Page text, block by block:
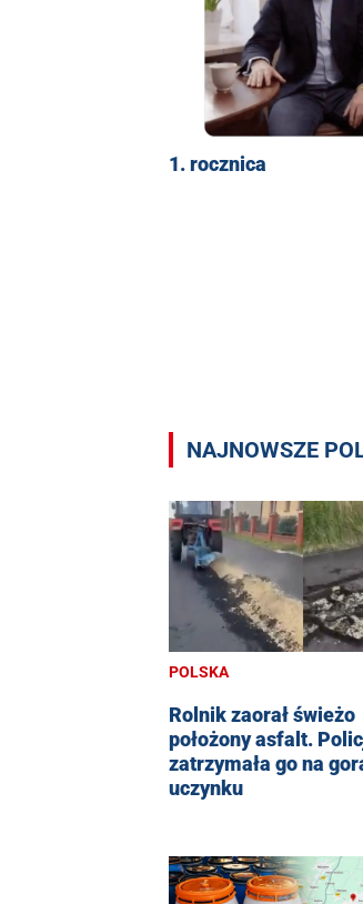
1. rocznica
NAJNOWSZE
POLSKA
Rolnik zaorał świeżo
położony asfalt.
zatrzymała go na
uczynku